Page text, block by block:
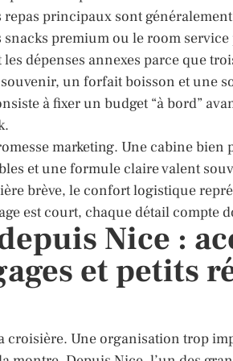
principaux sont
premium ou le room
dépenses annexes parce que
un forfait boisson et une
à fixer un budget “à bord”
marketing. Une cabine bien
et une formule claire valent
brève, le confort logistique
est court, chaque détail compte
Nice :
et petits
croisière. Une organisation trop